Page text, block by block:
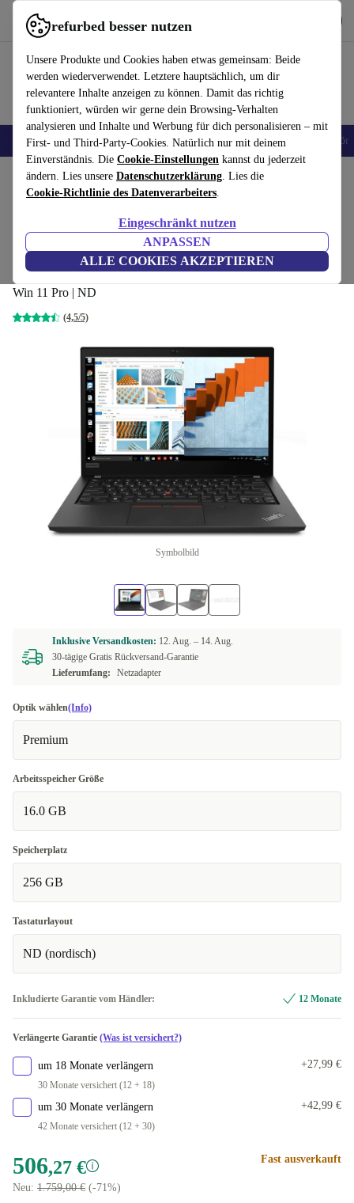
refurbed besser nutzen
Unsere Produkte und Cookies haben etwas gemeinsam: Beide
werden wiederverwendet. Letztere hauptsächlich, um dir
relevantere Inhalte anzeigen zu können. Damit das richtig
funktioniert, würden wir gerne dein Browsing-Verhalten
analysieren und Inhalte und Werbung für dich personalisieren – mit
First- und Third-Party-Cookies. Natürlich nur mit deinem
Einverständnis. Die Cookie-Einstellungen kannst du jederzeit
ändern. Lies unsere Datenschutzerklärung. Lies die
Cookie-Richtlinie des Datenverarbeiters.
Eingeschränkt nutzen
ANPASSEN
ALLE COOKIES AKZEPTIEREN
refurbed schnell und einfach nutzen
🎒 Back to school Handys Laptops Tablets Smartwatches Zubehör
Home Produkte Laptops Lenovo Laptops
Lenovo ThinkPad T14 G2 |
Ryzen 5 PRO 5650U | 14"
16 GB | 256 GB SSD | FHD | FP | Webcam |
Win 11 Pro | ND
(4,5/5)
506,27 €
Neu:1.759,00 €
Symbolbild
Inklusive Versandkosten: 12. Aug. – 14. Aug.
30-tägige Gratis Rückversand-Garantie
Lieferumfang:
Netzadapter
Optik wählen(Info)
Premium
Arbeitsspeicher Größe
16.0 GB
Speicherplatz
256 GB
Tastaturlayout
ND (nordisch)
Inkludierte Garantie vom Händler: 12 Monate
Verlängerte Garantie (Was ist versichert?)
um 18 Monate verlängern
30 Monate versichert (12 + 18)
+27,99 €
um 30 Monate verlängern
42 Monate versichert (12 + 30)
+42,99 €
506,27 €
Neu: 1.759,00 € (-71%)
Fast ausverkauft